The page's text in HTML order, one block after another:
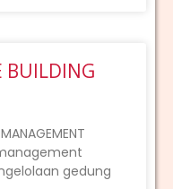
BUILDING
gedung